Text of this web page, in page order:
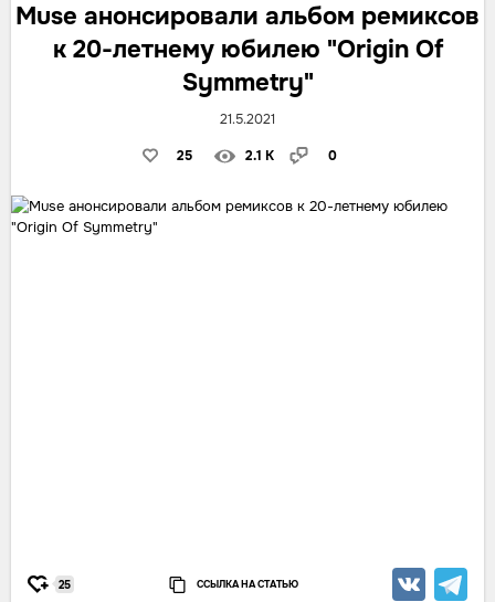
Muse анонсировали альбом ремиксов
к 20-летнему юбилею "Origin Of
Symmetry"
21.5.2021
25 2.1 K 0
25 ССЫЛКА НА СТАТЬЮ